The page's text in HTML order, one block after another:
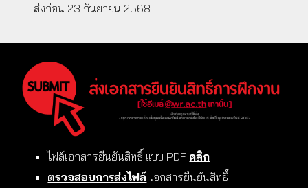
ส่งก่อน 23 กันยายน 2568
ไฟล์เอกสารยืนยันสิทธิ์ แบบ PDF คลิก
ตรวจสอบการส่งไฟล์ เอกสารยืนยันสิทธิ์